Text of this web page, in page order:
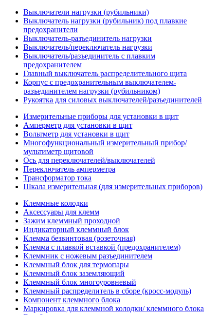
Выключатели нагрузки (рубильники)
Выключатель нагрузки (рубильник) под плавкие
предохранители
Выключатель-разъединитель нагрузки
Выключатель/переключатель нагрузки
Выключатель/разъединитель с плавким
предохранителем
Главный выключатель распределительного щита
Корпус с предохранительным выключателем-
разъединителем нагрузки (рубильником)
Рукоятка для силовых выключателей/разъединителей
Измерительные приборы для установки в щит
Амперметр для установки в щит
Вольтметр для установки в щит
Многофункциональный измерительный прибор/
мультиметр щитовой
Ось для переключателей/выключателей
Переключатель амперметра
Трансформатор тока
Шкала измерительная (для измерительных приборов)
Клеммные колодки
Аксессуары для клемм
Зажим клеммный проходной
Индикаторный клеммный блок
Клемма безвинтовая (розеточная)
Клемма с плавкой вставкой (предохранителем)
Клеммник с ножевым разъединителем
Клеммный блок для термопары
Клеммный блок заземляющий
Клеммный блок многоуровневый
Клеммный распределитель в сборе (кросс-модуль)
Компонент клеммного блока
Маркировка для клеммной колодки/ клеммного блока